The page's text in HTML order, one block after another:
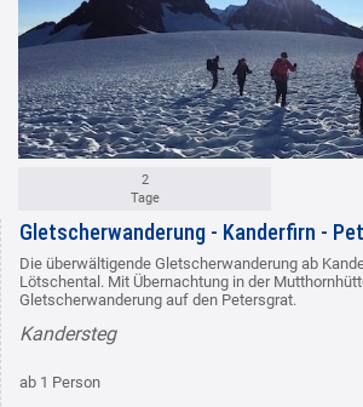
2
Tage
Gletscherwanderung - Kanderfirn -
Die überwältigende Gletscherwanderung ab
Lötschental. Mit Übernachtung in der
Gletscherwanderung auf den Petersgrat.
Kandersteg
ab 1 Person